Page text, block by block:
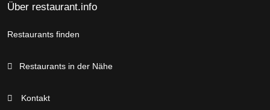
Über restaurant.info
Restaurants finden
Restaurants in der Nähe
Kontakt